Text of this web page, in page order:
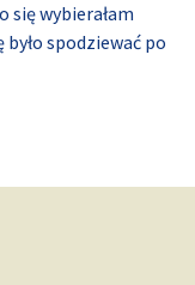
się wybierałam
spodziewać po